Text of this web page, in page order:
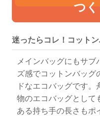
つ
迷ったらコレ！コットン
メインバッグにもサブ
ズ感でコットンバッグ
ドなエコバッグです
物のエコバッグとして
ある持ち手の長さもポ